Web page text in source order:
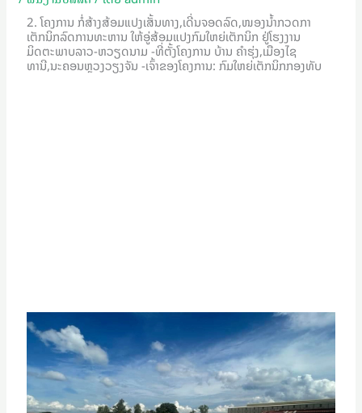
2. ໂຄງການ ກໍ່ສ້າງສ້ອມແປງເສັ້ນທາງ,ເດີ່ນຈອດລົດ,ໜອງນ້ຳກວດກາ
ເຕັກນິກລົດການທະຫານ ໃຫ້ອູ່ສ້ອມແປງກົມໃຫຍ່ເຕັກນິກ ຢູ່ໂຮງງານ
ມິດຕະພາບລາວ-ຫວຽດນາມ -ທີ່ຕັ້ງໂຄງການ ບ້ານ ຄຳຮຸ່ງ,ເມືອງໄຊ
ທານີ,ນະຄອນຫຼວງວຽງຈັນ -ເຈົ້າຂອງໂຄງການ: ກົມໃຫຍ່ເຕັກນິກກອງທັບ